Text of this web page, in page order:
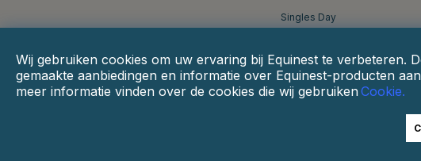
Singles Day
Wij gebruiken cookies om uw ervaring bij Equinest te verbeteren.
gemaakte aanbiedingen en informatie over Equinest-producten
meer informatie vinden over de cookies die wij gebruikenCookie.